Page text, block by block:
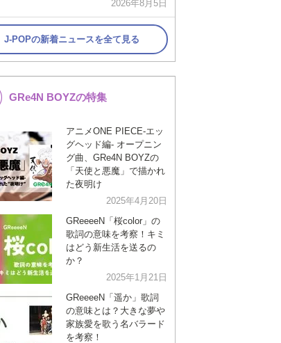
2026年8月5日
J-POPの新着ニュースを全て見る
GRe4N BOYZの特集
アニメONE PIECE-エッ
グヘッド編- オープニン
グ曲、GRe4N BOYZの
「天使と悪魔」で描かれ
た夜明け
2025年4月20日
GReeeeN「桜color」の
歌詞の意味を考察！キミ
はどう新生活を送るの
か？
2025年1月21日
GReeeeN「遥か」歌詞
の意味とは？大きな夢や
家族愛を歌う名バラード
を考察！